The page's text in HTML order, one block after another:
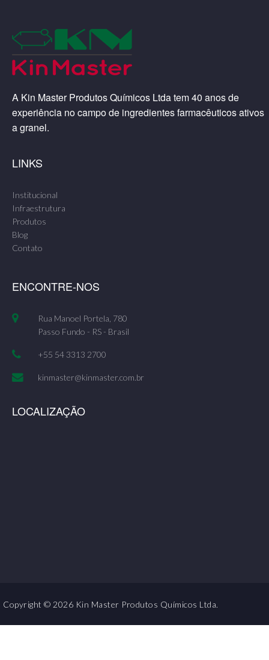
A Kin Master Produtos Químicos Ltda tem 40 anos de
experiência no campo de ingredientes farmacêuticos ativos
a granel.
LINKS
Institucional
Infraestrutura
Produtos
Blog
Contato
ENCONTRE-NOS
Rua Manoel Portela, 780
Passo Fundo - RS - Brasil
+55 54 3313 2700
kinmaster@kinmaster.com.br
LOCALIZAÇÃO
Copyright © 2026 Kin Master Produtos Químicos Ltda.